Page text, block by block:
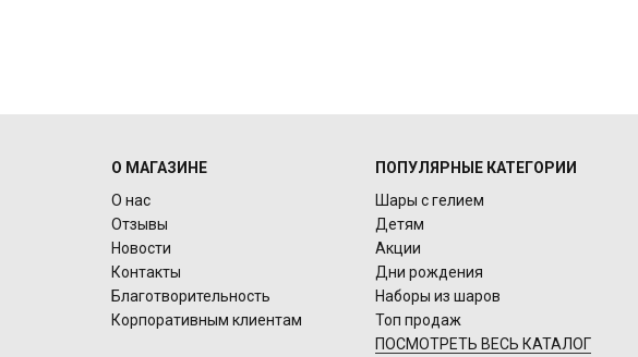
О МАГАЗИНЕ
О нас
Отзывы
Новости
Контакты
Благотворительность
Корпоративным клиентам
ПОПУЛЯРНЫЕ КАТЕГОРИИ
Шары с гелием
Детям
Акции
Дни рождения
Наборы из шаров
Топ продаж
ПОСМОТРЕТЬ ВЕСЬ КАТАЛОГ